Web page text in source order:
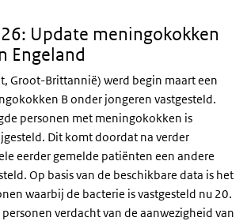
Update meningokokken
Engeland
Groot-Brittannië) werd begin maart een
B onder jongeren vastgesteld.
personen met meningokokken is
Dit komt doordat na verder
eerder gemelde patiënten een andere
Op basis van de beschikbare data is het
waarbij de bacterie is vastgesteld nu 20.
personen verdacht van de aanwezigheid van